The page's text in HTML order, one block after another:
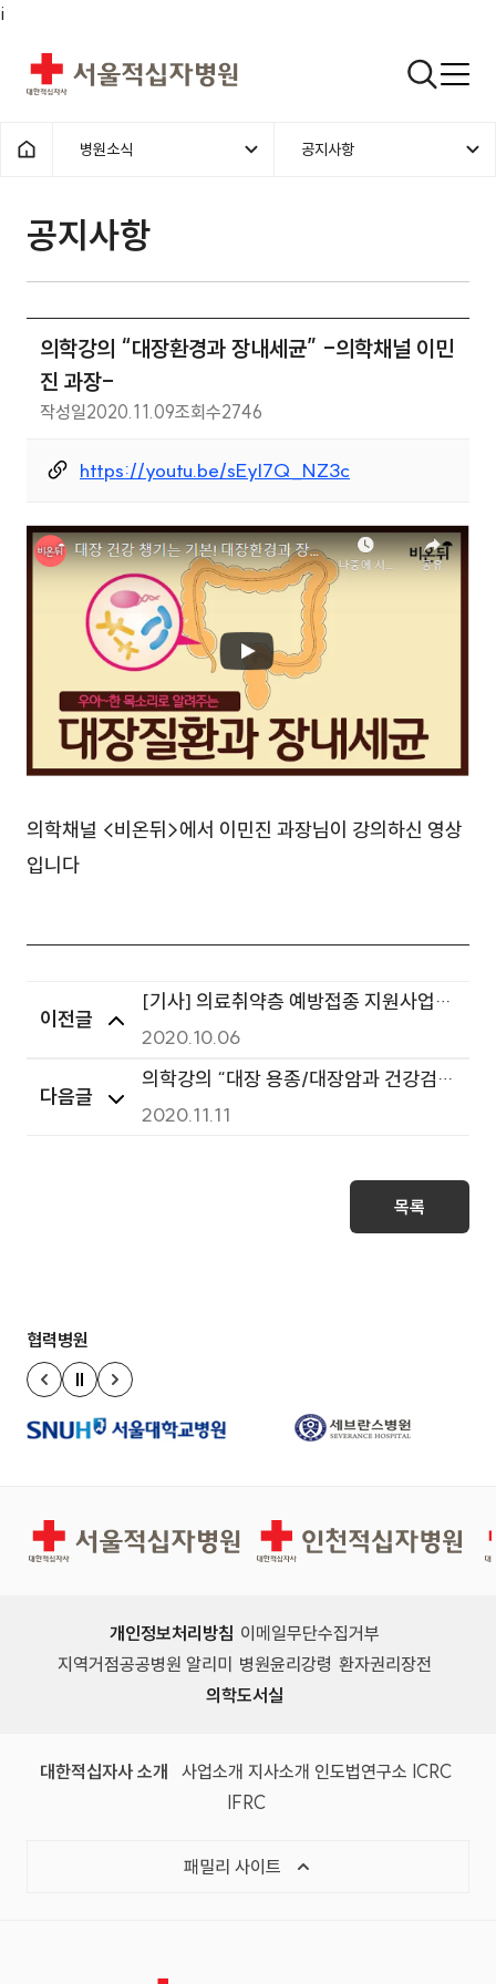
i
서울적십자병원 검색열기
홈으로 1차메뉴
병원소식 2차메뉴
공지사항
공지사항 | 병원소식 | 의학강의
공지사항
의학강의 “대장환경과 장내세균” -의학채널 이민
진 과장-
작성일2020.11.09조회수2746
https://youtu.be/sEyl7Q_NZ3c
의학채널 <비온뒤>에서 이민진 과장님이 강의하신 영상
입니다
이전글
[기사] 의료취약층 예방접종 지원사업
적극 전개
2020.10.06
다음글
의학강의 “대장 용종/대장암과 건강검
2020.11.11
목록
협력병원
이전 슬라이드
정지
다음 슬라이드
서울적십자병원 인천적십자병원
개인정보처리방침 이메일무단수집거부
지역거점공공병원 알리미 병원윤리강령 환자권리장전
의학도서실
대한적십자사 소개 (새 창)
사업소개 (새 창)
지사소개 (새 창)
인도법연구소 (새 창)
ICRC(국제
IFRC(국제적십자사연맹, 새 창)
패밀리 사이트 목록 열기